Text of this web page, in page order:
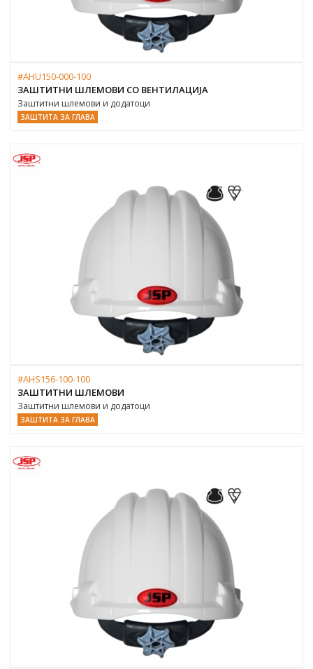
#AHU150-000-100
ЗАШТИТНИ ШЛЕМОВИ СО ВЕНТИЛАЦИЈА
Заштитни шлемови и додатоци
ЗАШТИТА ЗА ГЛАВА
#AHS156-100-100
ЗАШТИТНИ ШЛЕМОВИ
Заштитни шлемови и додатоци
ЗАШТИТА ЗА ГЛАВА